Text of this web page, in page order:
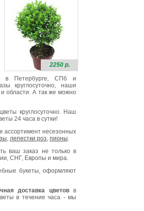
2250 р.
в Петербурге, СПб и
круглосуточно, наши
области. А так же можно
круглосуточно. Наш
24 часа в сутки!
ассортимент несезонных
, лепестки роз, пионы.
ваш заказ не только в
СНГ, Европы и мира.
букеты, оформляют
доставка цветовв
в течение часа - мы